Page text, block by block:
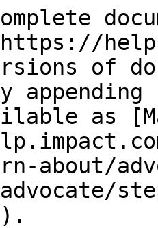
of
as
about/